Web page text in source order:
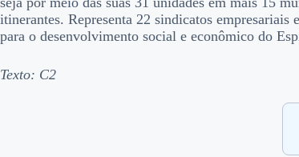
itinerantes. Representa 22 sindicatos empresariais
para o desenvolvimento social e econômico do
Texto: C2